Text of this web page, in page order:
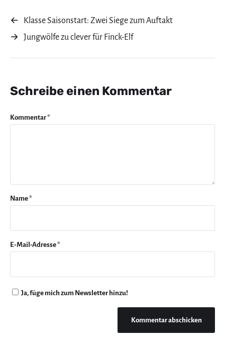
←
Klasse Saisonstart: Zwei Siege zum Auftakt
→
Jungwölfe zu clever für Finck-Elf
Schreibe einen Kommentar
Kommentar*
Name*
E-Mail-Adresse*
Ja, füge mich zum Newsletter hinzu!